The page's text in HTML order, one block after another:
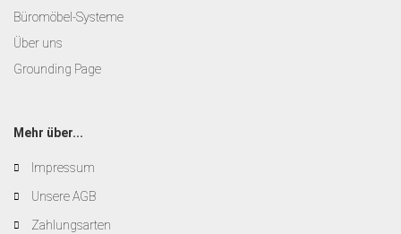
Büromöbel-Systeme
Über uns
Grounding Page
Mehr über...
Impressum
Unsere AGB
Zahlungsarten